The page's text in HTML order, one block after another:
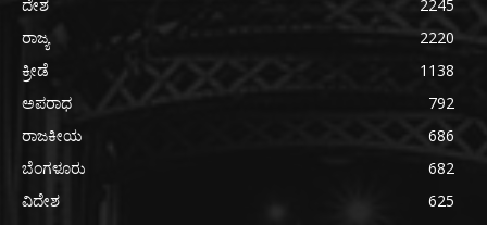
ದೇಶ
2245
ರಾಜ್ಯ
2220
ಕ್ರೀಡೆ
1138
ಅಪರಾಧ
792
ರಾಜಕೀಯ
686
ಬೆಂಗಳೂರು
682
ವಿದೇಶ
625